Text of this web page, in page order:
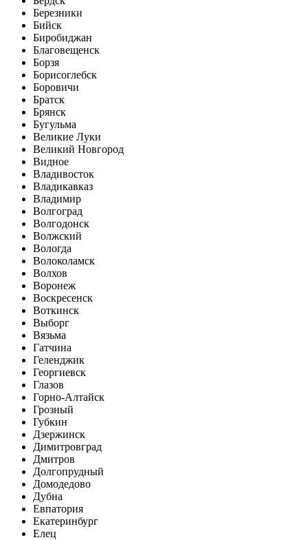
Березники
Бийск
Биробиджан
Благовещенск
Борзя
Борисоглебск
Боровичи
Братск
Брянск
Бугульма
Великие Луки
Великий Новгород
Видное
Владивосток
Владикавказ
Владимир
Волгоград
Волгодонск
Волжский
Вологда
Волоколамск
Волхов
Воронеж
Воскресенск
Воткинск
Выборг
Вязьма
Гатчина
Геленджик
Георгиевск
Глазов
Горно-Алтайск
Грозный
Губкин
Дзержинск
Димитровград
Дмитров
Долгопрудный
Домодедово
Дубна
Евпатория
Екатеринбург
Елец